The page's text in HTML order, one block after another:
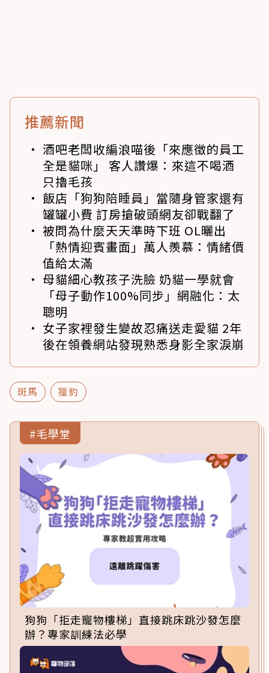
推薦新聞
酒吧老闆收編浪喵後「來應徵的員工
全是貓咪」 客人讚爆：來這不喝酒
只擼毛孩
飯店「狗狗陪睡員」當隨身管家還有
罐罐小費 訂房搶破頭網友卻戰翻了
被問為什麼天天準時下班 OL曬出
「熱情迎賓畫面」萬人羨慕：情緒價
值給太滿
母貓細心教孩子洗臉 奶貓一學就會
「母子動作100%同步」網融化：太
聰明
女子家裡發生變故忍痛送走愛貓 2年
後在領養網站發現熟悉身影全家淚崩
斑馬 獵豹
#毛學堂
狗狗「拒走寵物樓梯」直接跳床跳沙發怎麼
辦？專家訓練法必學